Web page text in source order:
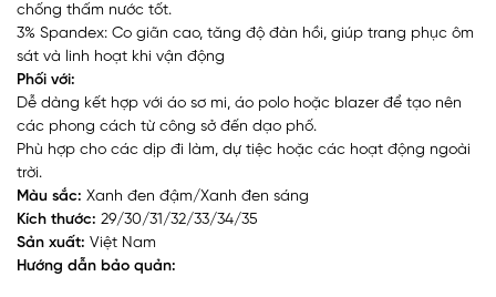
chống thấm nước tốt.
3% Spandex: Co giãn cao, tăng độ đàn hồi, giúp trang phục ôm
sát và linh hoạt khi vận động
Phối với:
Dễ dàng kết hợp với áo sơ mi, áo polo hoặc blazer để tạo nên
các phong cách từ công sở đến dạo phố.
Phù hợp cho các dịp đi làm, dự tiệc hoặc các hoạt động ngoài
trời.
Màu sắc: Xanh đen đậm/Xanh đen sáng
Kích thước: 29/30/31/32/33/34/35
Sản xuất: Việt Nam
Hướng dẫn bảo quản: